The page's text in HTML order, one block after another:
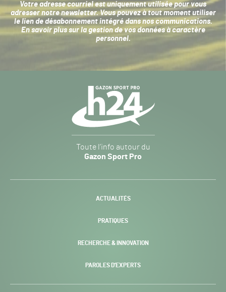
Votre adresse courriel est uniquement utilisée pour vous
adresser notre newsletter. Vous pouvez à tout moment utiliser
le lien de désabonnement intégré dans nos communications.
En savoir plus sur la gestion de vos données à caractère
personnel.
Sport
Pro
-
Toute l’info autour du
Gazon Sport Pro
ACTUALITÉS
PRATIQUES
RECHERCHE & INNOVATION
PAROLES D’EXPERTS